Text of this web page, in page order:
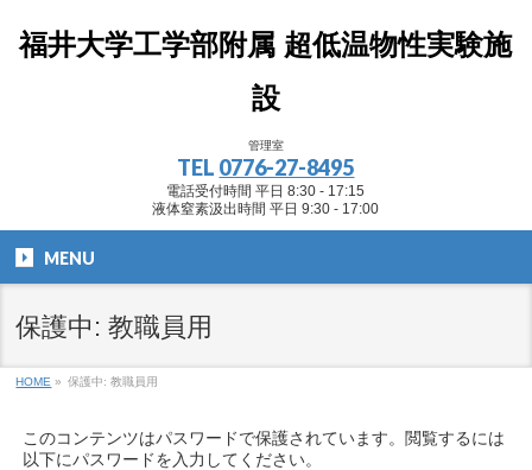
福井大学工学部附属 超低温物性実験施
設
管理室
TEL 0776-27-8495
電話受付時間 平日 8:30 - 17:15
液体窒素汲出時間 平日 9:30 - 17:00
MENU
保護中: 教職員用
HOME » 保護中: 教職員用
このコンテンツはパスワードで保護されています。閲覧するには
以下にパスワードを入力してください。